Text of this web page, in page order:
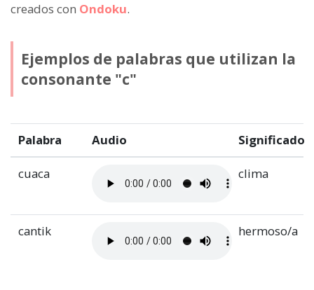
creados con Ondoku.
Ejemplos de palabras que utilizan la
consonante "c"
Palabra Audio Significado
cuaca clima
cantik hermoso/a